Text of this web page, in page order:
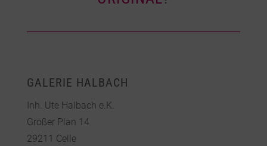
GALERIE HALBACH
Inh. Ute Halbach e.K.
Großer Plan 14
29211 Celle